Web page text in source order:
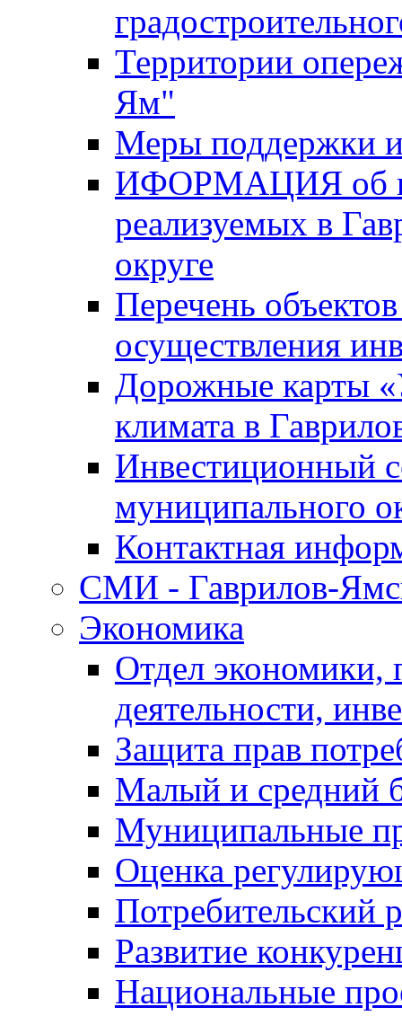
Территории
Ям"
Меры поддержки
ИФОРМАЦИЯ об
реализуемых в
округе
Перечень
осуществления
Дорожные карты
климата в
Инвестиционный
муниципального
Контактная
СМИ - Гаврилов-
Экономика
Отдел экономики,
деятельности,
Защита прав
Малый и средний
Муниципальные
Оценка
Потребительский
Развитие
Национальные